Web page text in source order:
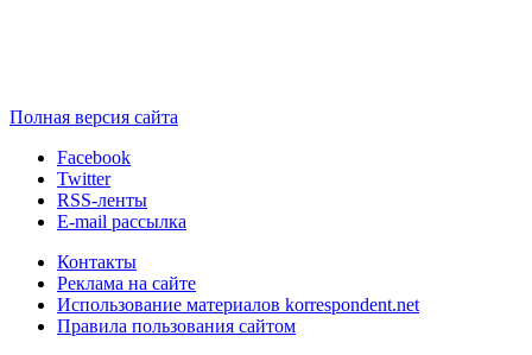
Полная версия сайта
Facebook
Twitter
RSS-ленты
E-mail рассылка
Контакты
Реклама на сайте
Использование материалов korrespondent.net
Правила пользования сайтом